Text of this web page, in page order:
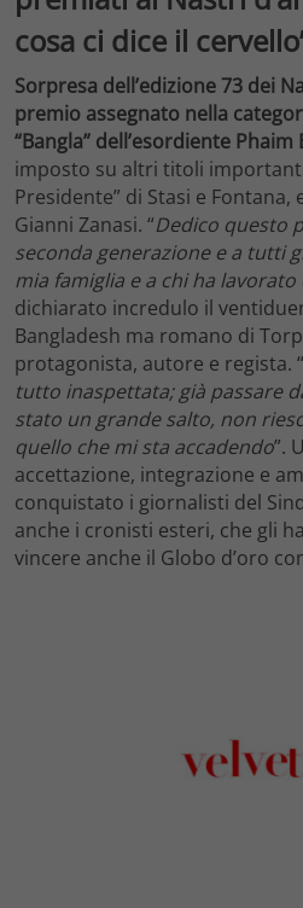
cosa ci dice il
Sorpresa dell’edizione 73 dei
premio assegnato nella
“Bangla” dell’esordiente Phaim
imposto su altri titoli
Presidente” di Stasi e Fontana,
Gianni Zanasi. “Dedico questo
seconda generazione e a tutti
mia famiglia e a chi ha
dichiarato incredulo il
Bangladesh ma romano di
protagonista, autore e regista. “
tutto inaspettata; già passare
stato un grande salto, non
quello che mi sta accadendo”.
accettazione, integrazione e
conquistato i giornalisti del
anche i cronisti esteri, che gli
vincere anche il Globo d’oro